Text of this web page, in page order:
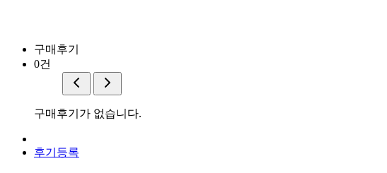
구매후기
0건
구매후기가 없습니다.
후기등록